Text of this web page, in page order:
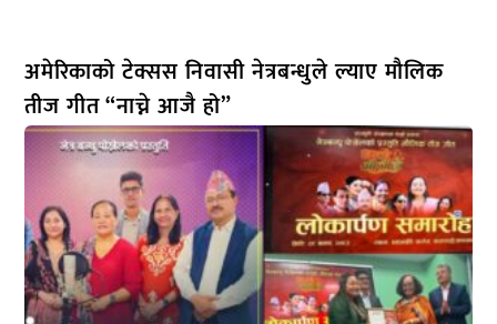
अमेरिकाको टेक्सस निवासी नेत्रबन्धुले ल्याए मौलिक
तीज गीत “नाच्ने आजै हो”